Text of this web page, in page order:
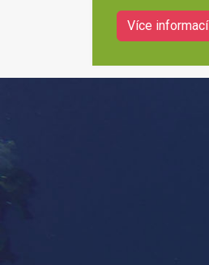
Více informací